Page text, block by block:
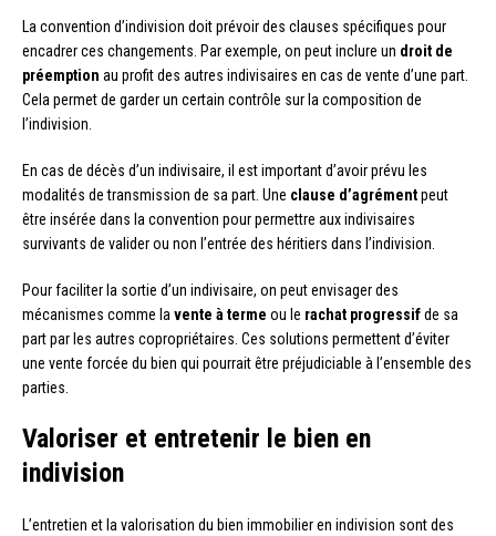
La convention d’indivision doit prévoir des clauses spécifiques pour
encadrer ces changements. Par exemple, on peut inclure un droit de
préemption au profit des autres indivisaires en cas de vente d’une part.
Cela permet de garder un certain contrôle sur la composition de
l’indivision.
En cas de décès d’un indivisaire, il est important d’avoir prévu les
modalités de transmission de sa part. Une clause d’agrémentpeut
être insérée dans la convention pour permettre aux indivisaires
survivants de valider ou non l’entrée des héritiers dans l’indivision.
Pour faciliter la sortie d’un indivisaire, on peut envisager des
mécanismes comme la vente à terme ou le rachat progressifde sa
part par les autres copropriétaires. Ces solutions permettent d’éviter
une vente forcée du bien qui pourrait être préjudiciable à l’ensemble des
parties.
Valoriser et entretenir le bien en
indivision
L’entretien et la valorisation du bien immobilier en indivision sont des